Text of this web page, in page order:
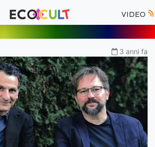
VIDEO
3 anni fa